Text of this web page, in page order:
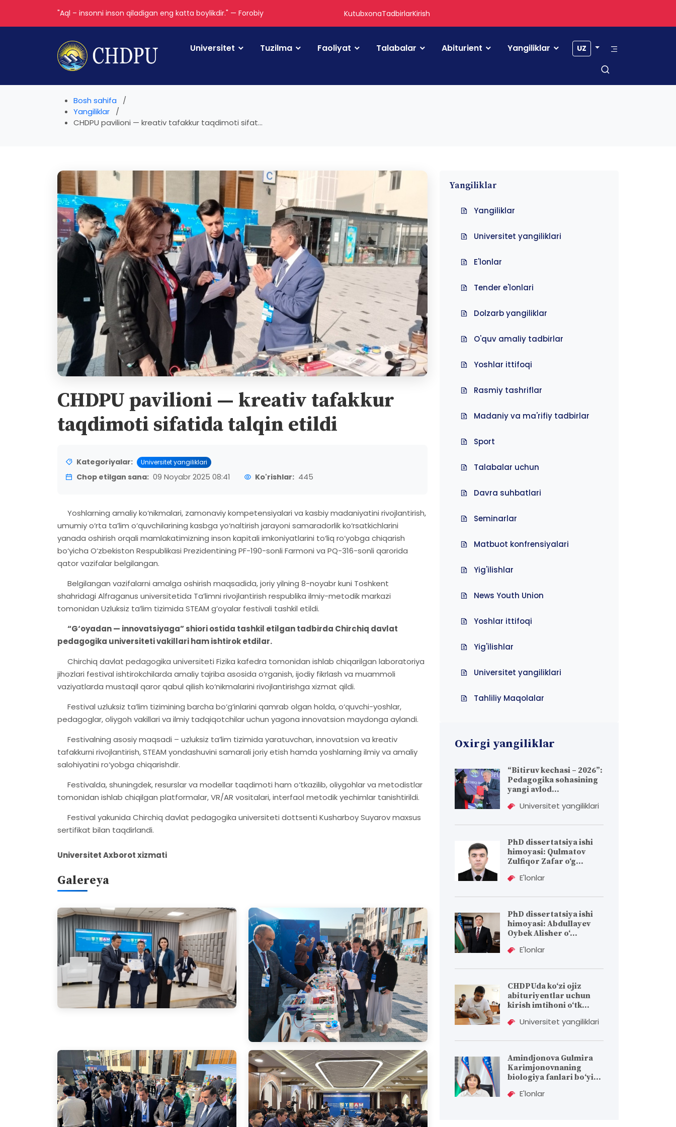
"Aql – insonni inson qiladigan eng katta boylikdir." — Forobiy KutubxonaTadbirlarKirish
Universitet Tuzilma Faoliyat Talabalar Abiturient Yangiliklar UZ
Bosh sahifa
Yangiliklar
CHDPU pavilioni — kreativ tafakkur taqdimoti sifat...
CHDPU pavilioni — kreativ tafakkur
taqdimoti sifatida talqin etildi
Kategoriyalar: Universitet yangiliklari
Chop etilgan sana: 09 Noyabr 2025 08:41 Ko'rishlar: 445
Yoshlarning amaliy ko‘nikmalari, zamonaviy kompetensiyalari va kasbiy madaniyatini rivojlantirish,
umumiy o‘rta ta’lim o‘quvchilarining kasbga yo‘naltirish jarayoni samaradorlik ko‘rsatkichlarini
yanada oshirish orqali mamlakatimizning inson kapitali imkoniyatlarini to‘liq ro‘yobga chiqarish
bo‘yicha O‘zbekiston Respublikasi Prezidentining PF-190-sonli Farmoni va PQ-316-sonli qarorida
qator vazifalar belgilangan.
Belgilangan vazifalarni amalga oshirish maqsadida, joriy yilning 8-noyabr kuni Toshkent
shahridagi Alfraganus universitetida Ta’limni rivojlantirish respublika ilmiy-metodik markazi
tomonidan Uzluksiz ta’lim tizimida STEAM g‘oyalar festivali tashkil etildi.
“G‘oyadan — innovatsiyaga” shiori ostida tashkil etilgan tadbirda Chirchiq davlat
pedagogika universiteti vakillari ham ishtirok etdilar.
Chirchiq davlat pedagogika universiteti Fizika kafedra tomonidan ishlab chiqarilgan laboratoriya
jihozlari festival ishtirokchilarda amaliy tajriba asosida o‘rganish, ijodiy fikrlash va muammoli
vaziyatlarda mustaqil qaror qabul qilish ko‘nikmalarini rivojlantirishga xizmat qildi.
Festival uzluksiz ta’lim tizimining barcha bo‘g‘inlarini qamrab olgan holda, o‘quvchi-yoshlar,
pedagoglar, oliygoh vakillari va ilmiy tadqiqotchilar uchun yagona innovatsion maydonga aylandi.
Festivalning asosiy maqsadi – uzluksiz ta’lim tizimida yaratuvchan, innovatsion va kreativ
tafakkurni rivojlantirish, STEAM yondashuvini samarali joriy etish hamda yoshlarning ilmiy va amaliy
salohiyatini ro‘yobga chiqarishdir.
Festivalda, shuningdek, resurslar va modellar taqdimoti ham o‘tkazilib, oliygohlar va metodistlar
tomonidan ishlab chiqilgan platformalar, VR/AR vositalari, interfaol metodik yechimlar tanishtirildi.
Festival yakunida Chirchiq davlat pedagogika universiteti dottsenti Kusharboy Suyarov maxsus
sertifikat bilan taqdirlandi.
Universitet Axborot xizmati
Galereya
Yangiliklar
Yangiliklar
Universitet yangiliklari
E'lonlar
Tender e'lonlari
Dolzarb yangiliklar
O'quv amaliy tadbirlar
Yoshlar ittifoqi
Rasmiy tashriflar
Madaniy va ma'rifiy tadbirlar
Sport
Talabalar uchun
Davra suhbatlari
Seminarlar
Matbuot konfrensiyalari
Yig'ilishlar
News Youth Union
Yoshlar ittifoqi
Yig'ilishlar
Universitet yangiliklari
Tahliliy Maqolalar
Oxirgi yangiliklar
“Bitiruv kechasi – 2026”:
Pedagogika sohasining
yangi avlod...
Universitet yangiliklari
PhD dissertatsiya ishi
himoyasi: Qulmatov
Zulfiqor Zafar o‘g...
E'lonlar
PhD dissertatsiya ishi
himoyasi: Abdullayev
Oybek Alisher o‘...
E'lonlar
CHDPUda ko‘zi ojiz
abituriyentlar uchun
kirish imtihoni o‘tk...
Universitet yangiliklari
Amindjonova Gulmira
Karimjonovnaning
biologiya fanlari bо‘yi...
E'lonlar